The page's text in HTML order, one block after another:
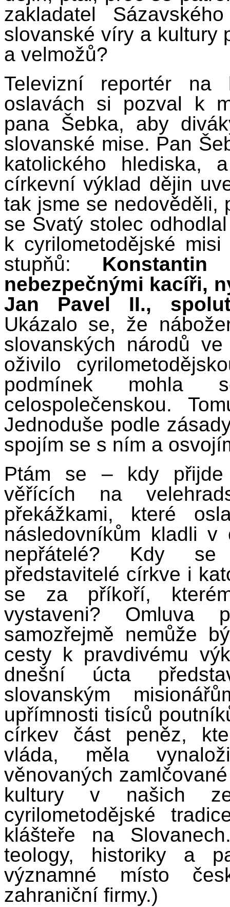
zakladatel
slovanské víry a kultury
a velmožů?
Televizní reportér na
oslavách si pozval k
pana Šebka, aby
slovanské mise. Pan
katolického
církevní výklad dějin
tak jsme se nedověděli,
se Svatý stolec
k cyrilometodějské
stupňů:
nebezpečnými kacíři,
Jan Pavel II.,
Ukázalo se, že
slovanských národů
oživilo
podmínek mohla
celospolečenskou.
Jednoduše podle
spojím se s ním a
Ptám se – kdy přijde
věřících na
překážkami, které
následovníkům kladli
nepřátelé? Kdy
představitelé církve i
se za příkoří,
vystaveni?
samozřejmě nemůže
cesty k pravdivému
dnešní úcta
slovanským
upřímnosti tisíců
církev část peněz,
vláda, měla
věnovaných
kultury v našich
cyrilometodějské
klášteře na
teology, historiky a
významné místo
zahraniční firmy.)